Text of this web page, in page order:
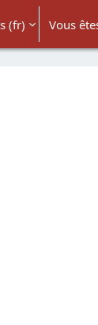
la saisie de
‎(fr)‎ Vous